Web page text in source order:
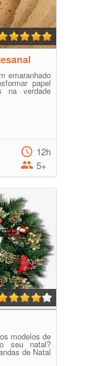
emaranhado
papel
na verdade
12h
5+
modelos de
seu natal?
de Natal